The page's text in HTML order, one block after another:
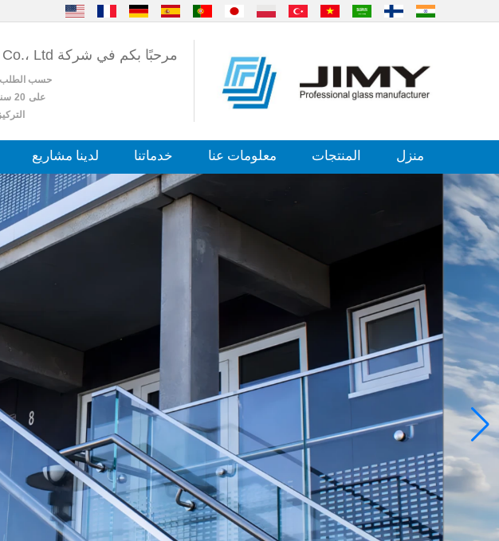
مرحبًا بكم في شركة Shenzhen Jimy Glass Co.، Ltd.
حسب الطلب
على 20
منزل المنتجات معلومات عنا خدماتنا لدينا مشاريع